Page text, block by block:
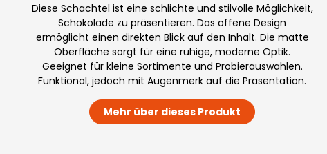
Diese Schachtel ist eine schlichte und stilvolle Möglichkeit,
Schokolade zu präsentieren. Das offene Design
ermöglicht einen direkten Blick auf den Inhalt. Die matte
Oberfläche sorgt für eine ruhige, moderne Optik.
Geeignet für kleine Sortimente und Probierauswahlen.
Funktional, jedoch mit Augenmerk auf die Präsentation.
Mehr über dieses Produkt